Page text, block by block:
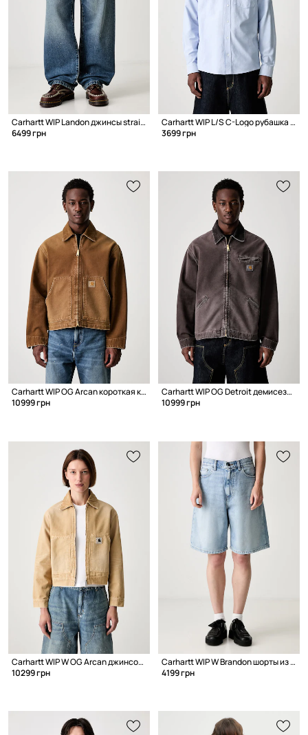
Carhartt WIP Landon джинсы straight для мужчин
6499 грн
Carhartt WIP L/S C-Logo рубашка из хлопка для мужчин
3699 грн
Carhartt WIP OG Arcan короткая куртка из хлопка для мужчин
10999 грн
Carhartt WIP OG Detroit демисезонная куртка из хлопка для мужчин
10999 грн
Carhartt WIP W OG Arcan джинсовая куртка для женщин из денима
10299 грн
Carhartt WIP W Brandon шорты из денима для женщин
4199 грн